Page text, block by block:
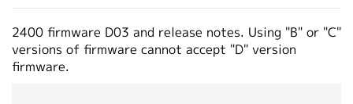
VIỆT NAM
简体中文
2400 firmware D03 and release notes. Using "B" or "C"
versions of firmware cannot accept "D" version
firmware.